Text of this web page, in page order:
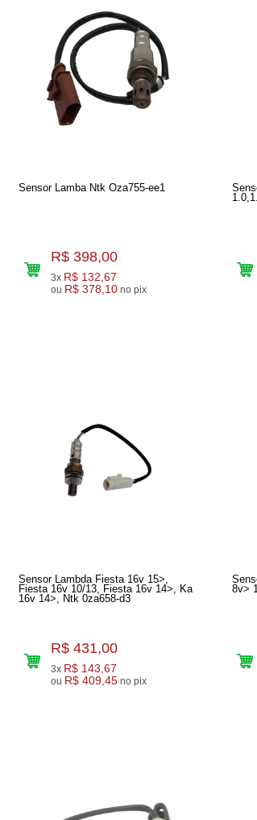
Sensor Lamba Ntk Oza755-ee1
R$ 398,00
3x R$ 132,67
ou R$ 378,10 no pix
Sensor Lambda Fiesta 16v 15>,
Fiesta 16v 10/13, Fiesta 16v 14>, Ka
16v 14>, Ntk 0za658-d3
R$ 431,00
3x R$ 143,67
ou R$ 409,45 no pix
8v>